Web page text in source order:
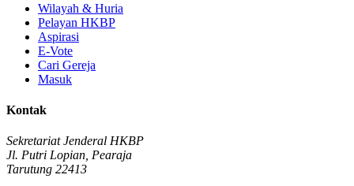
Wilayah & Huria
Pelayan HKBP
Aspirasi
E-Vote
Cari Gereja
Masuk
Kontak
Sekretariat Jenderal HKBP
Jl. Putri Lopian, Pearaja
Tarutung 22413